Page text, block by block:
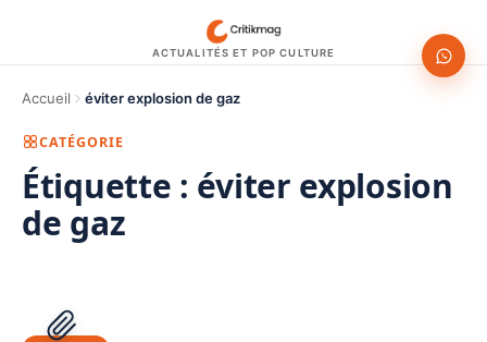
ACTUALITÉS ET POP CULTURE
Accueil éviter explosion de gaz
CATÉGORIE
Étiquette : éviter explosion
de gaz
PUBLICITÉ